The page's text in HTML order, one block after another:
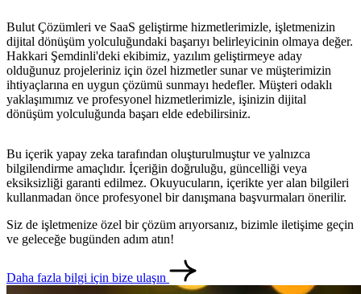
Bulut Çözümleri ve SaaS geliştirme hizmetlerimizle, işletmenizin
dijital dönüşüm yolculuğundaki başarıyı belirleyicinin olmaya değer.
Hakkari Şemdinli'deki ekibimiz, yazılım geliştirmeye aday
olduğunuz projeleriniz için özel hizmetler sunar ve müşterimizin
ihtiyaçlarına en uygun çözümü sunmayı hedefler. Müşteri odaklı
yaklaşımımız ve profesyonel hizmetlerimizle, işinizin dijital
dönüşüm yolculuğunda başarı elde edebilirsiniz.
Bu içerik yapay zeka tarafından oluşturulmuştur ve yalnızca
bilgilendirme amaçlıdır. İçeriğin doğruluğu, güncelliği veya
eksiksizliği garanti edilmez. Okuyucuların, içerikte yer alan bilgileri
kullanmadan önce profesyonel bir danışmana başvurmaları önerilir.
Siz de işletmenize özel bir çözüm arıyorsanız, bizimle iletişime geçin
ve geleceğe bugünden adım atın!
Daha fazla bilgi için bize ulaşın